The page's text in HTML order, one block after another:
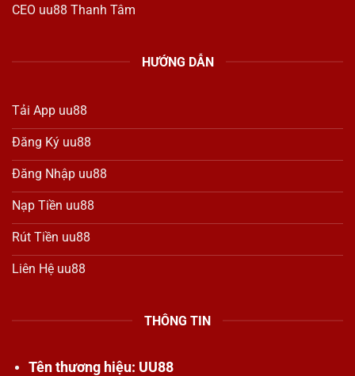
CEO uu88 Thanh Tâm
HƯỚNG DẪN
Tải App uu88
Đăng Ký uu88
Đăng Nhập uu88
Nạp Tiền uu88
Rút Tiền uu88
Liên Hệ uu88
THÔNG TIN
Tên thương hiệu: UU88